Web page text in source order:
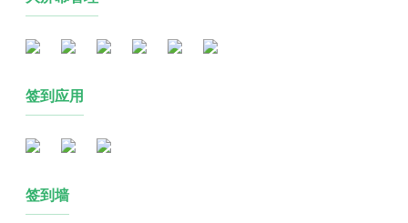
签到应用
签到墙